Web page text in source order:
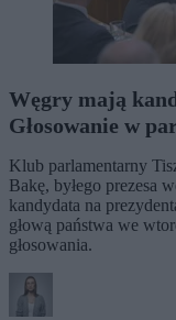
Węgry mają
Głosowanie w
Klub parlamentarny
Bakę, byłego prezesa
kandydata na
głową państwa we
głosowania.